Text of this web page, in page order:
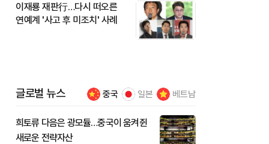
이재룡 재판行…다시 떠오른
연예계 '사고 후 미조치' 사례
글로벌 뉴스 중국 일본 베트남
희토류 다음은 광모듈…중국이 움켜쥔
새로운 전략자산